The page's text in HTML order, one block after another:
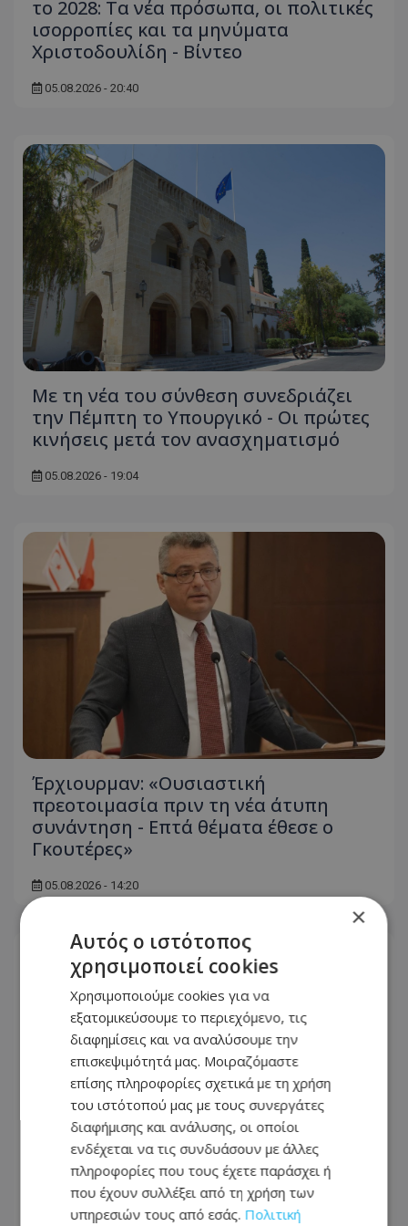
το 2028: Τα νέα πρόσωπα, οι πολιτικές
ισορροπίες και τα μηνύματα
Χριστοδουλίδη - Βίντεο
05.08.2026 - 20:40
Με τη νέα του σύνθεση συνεδριάζει
την Πέμπτη το Υπουργικό - Οι πρώτες
κινήσεις μετά τον ανασχηματισμό
05.08.2026 - 19:04
Έρχιουρμαν: «Ουσιαστική
πρεοτοιμασία πριν τη νέα άτυπη
συνάντηση - Επτά θέματα έθεσε ο
Γκουτέρες»
05.08.2026 - 14:20
ΕΔΕΚ: Υποψηφιότητα-έκπληξη την
τελευταία στιγμή - Τέσσερις στη μάχη
×
Αυτός ο ιστότοπος
χρησιμοποιεί cookies
Χρησιμοποιούμε cookies για να
εξατομικεύσουμε το περιεχόμενο, τις
διαφημίσεις και να αναλύσουμε την
επισκεψιμότητά μας. Μοιραζόμαστε
επίσης πληροφορίες σχετικά με τη χρήση
του ιστότοπού μας με τους συνεργάτες
διαφήμισης και ανάλυσης, οι οποίοι
ενδέχεται να τις συνδυάσουν με άλλες
πληροφορίες που τους έχετε παράσχει ή
που έχουν συλλέξει από τη χρήση των
υπηρεσιών τους από εσάς. Πολιτική